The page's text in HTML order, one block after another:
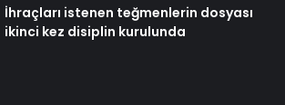
İhraçları istenen teğmenlerin dosyası
ikinci kez disiplin kurulunda